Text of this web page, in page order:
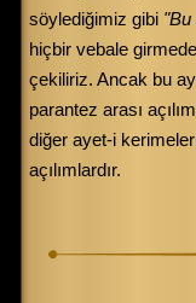
söylediğimiz gibi "Bu
hiçbir vebale
çekiliriz. Ancak bu
parantez arası
diğer ayet-i
açılımlardır.